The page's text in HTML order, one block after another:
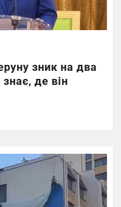
зник на два
знає, де він